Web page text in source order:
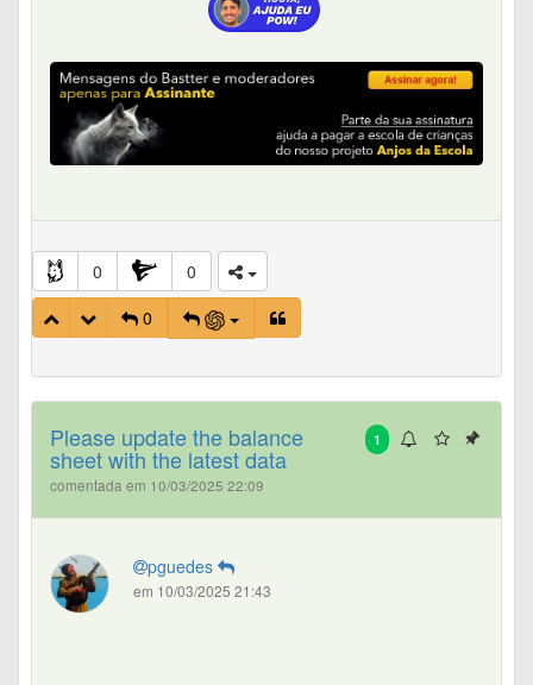
0
0
0
1
Please update the balance
sheet with the latest data
comentada em 10/03/2025 22:09
pguedes
em 10/03/2025 21:43